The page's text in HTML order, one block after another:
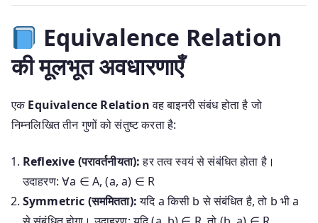
Equivalence Relation
की मूलभूत अवधारणाएँ
एकEquivalence Relationवह बाइनरी संबंध होता है जो
निम्नलिखित तीन गुणों को संतुष्ट करता है:
Reflexive (परावर्तनीयता): हर तत्व स्वयं से संबंधित होता है।
उदाहरण: ∀a ∈ A, (a, a) ∈ R
Symmetric (सममितता): यदि a किसी b से संबंधित है, तो b भी a